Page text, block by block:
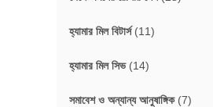
হ্যামার মিল বিটার্স(11)
হ্যামার মিল সিভ(14)
সমাবেশ ও অন্যান্য আনুষাঙ্গিক(7)